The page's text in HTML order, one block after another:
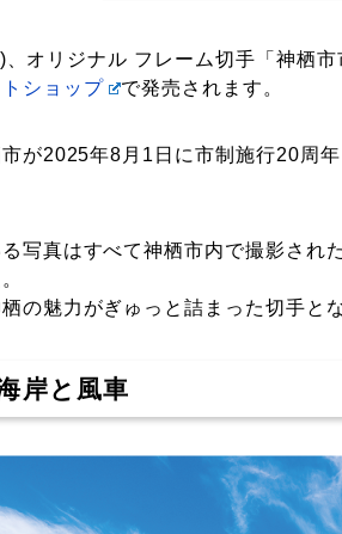
オリジナル フレーム切手「神栖
ショップ で発売されます。
が2025年8月1日に市制施行20周
写真はすべて神栖市内で撮影され
の魅力がぎゅっと詰まった切手と
岸と風車